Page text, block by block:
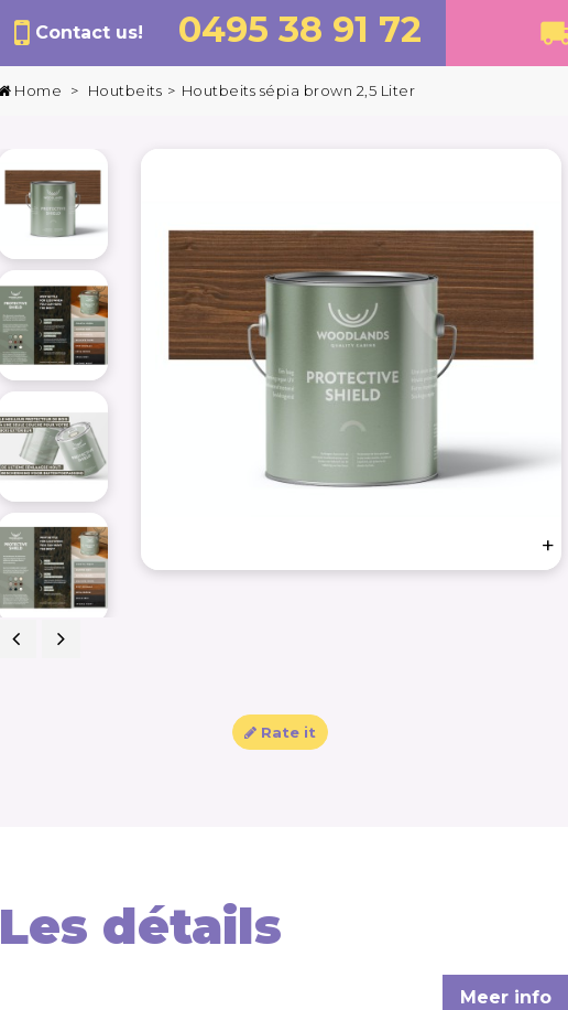
Contact us! 0495 38 91 72
Home > Houtbeits > Houtbeits sépia brown 2,5 Liter
+
Rate it
Les détails
Meer info